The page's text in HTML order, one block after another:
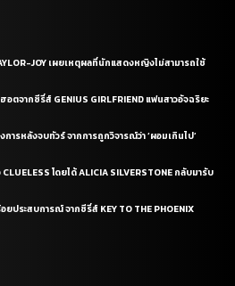
JOY เผยเหตุผลที่นักแสดงหญิงไม่สามารถใช้
อตจากซีรี่ส์ GENIUS GIRLFRIEND แฟนสาวอัจฉริยะ
การหลังจบทัวร์ จากการถูกวิจารณ์ว่า ‘ผอมเกินไป’
โดยได้ ALICIA SILVERSTONE กลับมารับ
ประสบการณ์ จากซีรี่ส์ KEY TO THE PHOENIX